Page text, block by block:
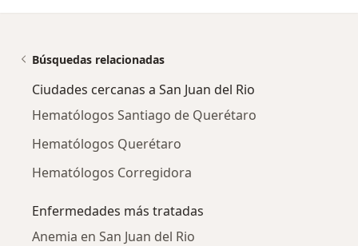
Búsquedas relacionadas
Ciudades cercanas a San Juan del Rio
Hematólogos Santiago de Querétaro
Hematólogos Querétaro
Hematólogos Corregidora
Enfermedades más tratadas
Anemia en San Juan del Rio